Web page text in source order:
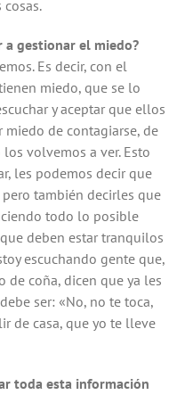
a gestionar el miedo?
Es decir, con el
miedo, que se lo
y aceptar que ellos
miedo de contagiarse, de
volvemos a ver. Esto
les podemos decir que
también decirles que
todo lo posible
deben estar tranquilos
escuchando gente que,
de coña, dicen que ya les
ser: «No, no te toca,
de casa, que yo te lleve
toda esta información